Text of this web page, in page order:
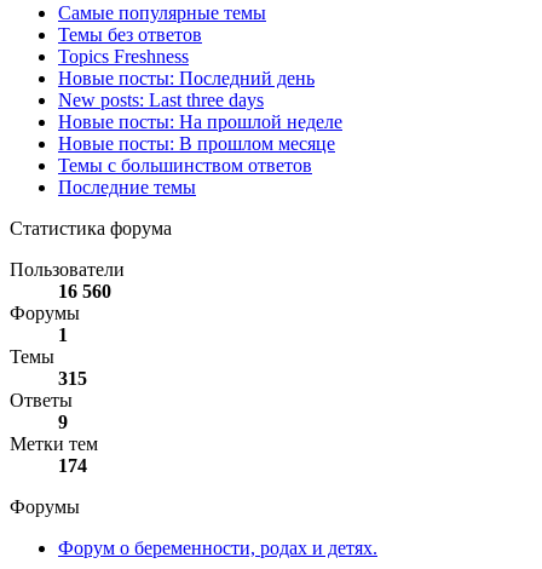
Самые популярные темы
Темы без ответов
Topics Freshness
Новые посты: Последний день
New posts: Last three days
Новые посты: На прошлой неделе
Новые посты: В прошлом месяце
Темы с большинством ответов
Последние темы
Статистика форума
Пользователи
16 560
Форумы
1
Темы
315
Ответы
9
Метки тем
174
Форумы
Форум о беременности, родах и детях.